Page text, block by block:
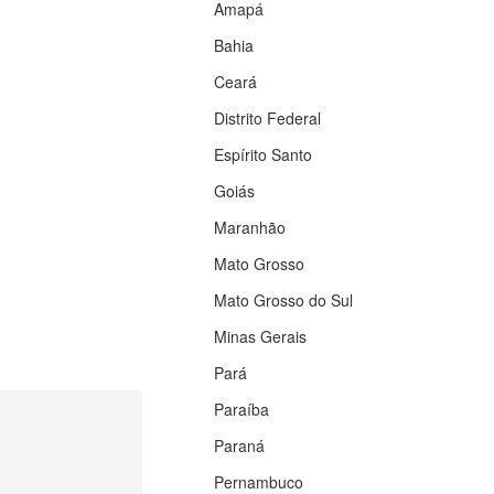
Amapá
Bahia
Ceará
Distrito Federal
Espírito Santo
Goiás
Maranhão
Mato Grosso
Mato Grosso do Sul
Minas Gerais
Pará
Paraíba
Paraná
Pernambuco